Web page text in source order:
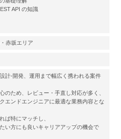
API の知識
赤坂エリア
計-開発、運用まで幅広く携われる案件
のため、レビュー・手直し対応が多く、
エンドエンジニアに最適な業務内容とな
ば特にマッチし、
い方にも良いキャリアアップの機会で